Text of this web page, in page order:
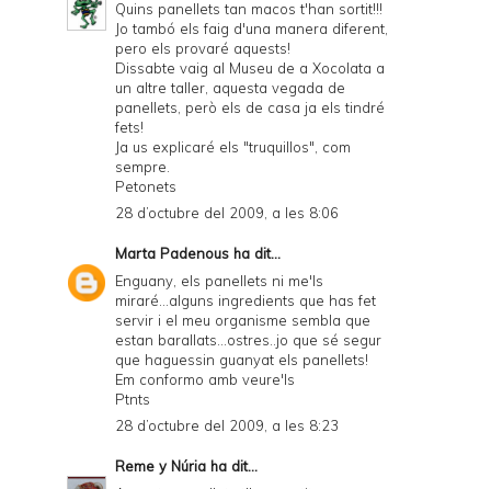
Quins panellets tan macos t'han sortit!!!
Jo tambó els faig d'una manera diferent,
pero els provaré aquests!
Dissabte vaig al Museu de a Xocolata a
un altre taller, aquesta vegada de
panellets, però els de casa ja els tindré
fets!
Ja us explicaré els "truquillos", com
sempre.
Petonets
28 d’octubre del 2009, a les 8:06
Marta Padenous ha dit...
Enguany, els panellets ni me'ls
miraré...alguns ingredients que has fet
servir i el meu organisme sembla que
estan barallats...ostres..jo que sé segur
que haguessin guanyat els panellets!
Em conformo amb veure'ls
Ptnts
28 d’octubre del 2009, a les 8:23
Reme y Núria ha dit...